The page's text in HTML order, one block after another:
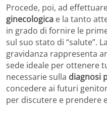
Procede, poi, ad
ginecologica e la tanto
in grado di fornire le
sul suo stato di “salute”.
gravidanza rappresenta
sede ideale per ottenere
necessarie sulla diagnosi
concedere ai futuri
per discutere e prendere